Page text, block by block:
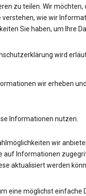
zu teilen. Wir möchten,
verstehen, wie wir
Sie haben, um Ihre
wird
wir erheben
Informationen nutzen.
wir
auf Informationen
aktualisiert werden
eine möglichst einfache